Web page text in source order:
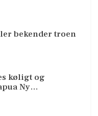
bekender troen
køligt og
Ny…